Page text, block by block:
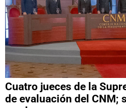
Cuatro jueces de la
de evaluación del CNM;